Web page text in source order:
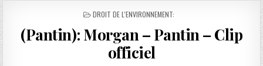
POSTED
DROIT DE L'ENVIRONNEMENT:
(Pantin): Morgan – Pantin – Clip
officiel